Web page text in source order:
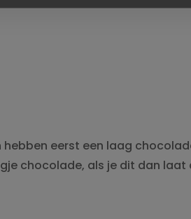
hebben eerst een laag
chocolade, als je dit dan